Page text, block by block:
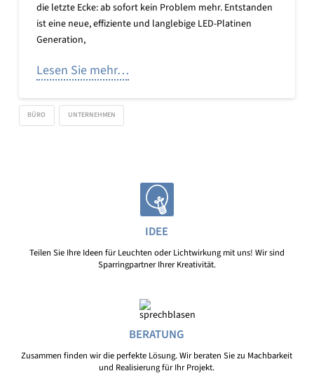
die letzte Ecke: ab sofort kein Problem mehr. Entstanden
ist eine neue, effiziente und langlebige LED-Platinen
Generation,
Lesen Sie mehr…
BÜRO UNTERNEHMEN
IDEE
Teilen Sie Ihre Ideen für Leuchten oder Lichtwirkung mit uns! Wir sind
Sparringpartner Ihrer Kreativität.
BERATUNG
Zusammen finden wir die perfekte Lösung. Wir beraten Sie zu Machbarkeit
und Realisierung für Ihr Projekt.